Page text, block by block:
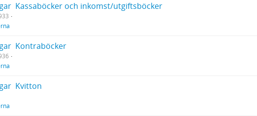
 Kassaböcker och inkomst/utgiftsböcker
 Kontraböcker
 Kvitton